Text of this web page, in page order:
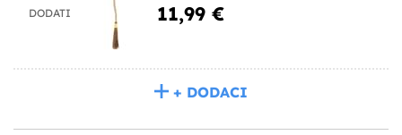
DODATI 11,99 €
+ DODACI